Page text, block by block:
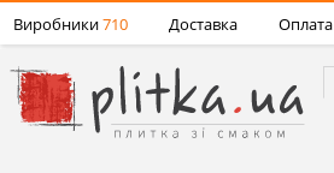
Виробники710 Доставка Оплата